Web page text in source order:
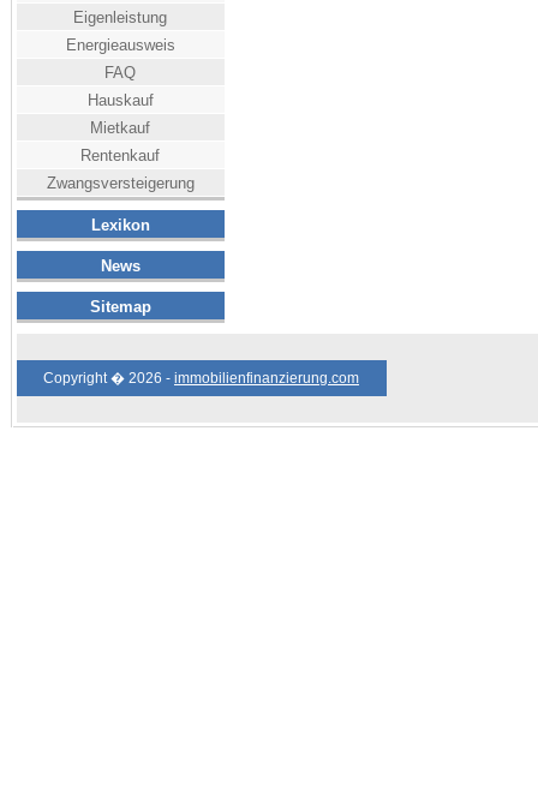
Eigenleistung
Energieausweis
FAQ
Hauskauf
Mietkauf
Rentenkauf
Zwangsversteigerung
Lexikon
News
Sitemap
Copyright � 2026 - immobilienfinanzierung.com